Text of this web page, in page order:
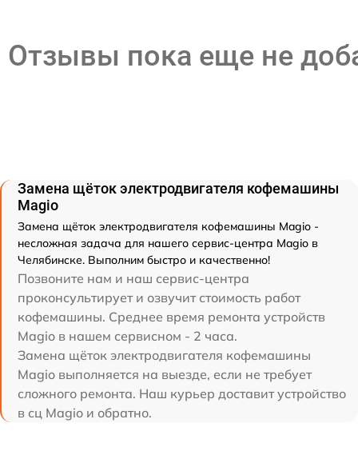
Отзывы пока еще не
Замена щёток электродвигателя кофемашины
Magio
Замена щёток электродвигателя кофемашины Magio -
несложная задача для нашего сервис-центра Magio в
Челябинске. Выполним быстро и качественно!
Позвоните нам и наш сервис-центра
проконсультирует и озвучит стоимость работ
кофемашины. Среднее время ремонта устройств
Magio в нашем сервисном - 2 часа.
Замена щёток электродвигателя кофемашины
Magio выполняется на выезде, если не требует
сложного ремонта. Наш курьер доставит устройство
в сц Magio и обратно.